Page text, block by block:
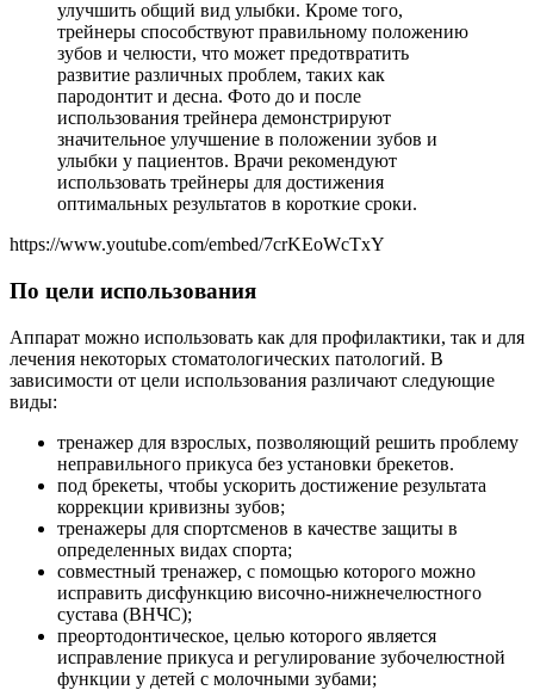
улучшить общий вид улыбки. Кроме того,
трейнеры способствуют правильному положению
зубов и челюсти, что может предотвратить
развитие различных проблем, таких как
пародонтит и десна. Фото до и после
использования трейнера демонстрируют
значительное улучшение в положении зубов и
улыбки у пациентов. Врачи рекомендуют
использовать трейнеры для достижения
оптимальных результатов в короткие сроки.
https://www.youtube.com/embed/7crKEoWcTxY
По цели использования
Аппарат можно использовать как для профилактики, так и для
лечения некоторых стоматологических патологий. В
зависимости от цели использования различают следующие
виды:
тренажер для взрослых, позволяющий решить проблему
неправильного прикуса без установки брекетов.
под брекеты, чтобы ускорить достижение результата
коррекции кривизны зубов;
тренажеры для спортсменов в качестве защиты в
определенных видах спорта;
совместный тренажер, с помощью которого можно
исправить дисфункцию височно-нижнечелюстного
сустава (ВНЧС);
преортодонтическое, целью которого является
исправление прикуса и регулирование зубочелюстной
функции у детей с молочными зубами;